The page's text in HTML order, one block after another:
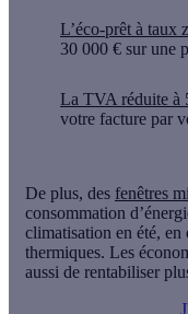
L’éco-prêt à taux
30 000 € sur une
La TVA réduite à
votre facture par
De plus, des fenêtres
consommation
climatisation en été,
thermiques. Les
aussi de rentabiliser